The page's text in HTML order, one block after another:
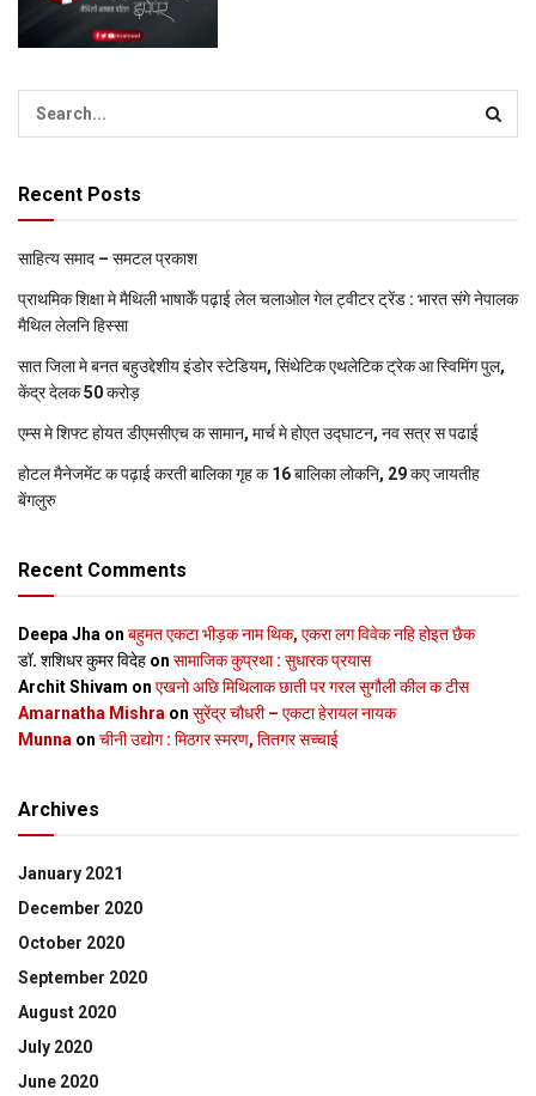
Recent Posts
साहित्य समाद – समटल प्रकाश
प्राथमिक शि‍क्षा मे मैथि‍ली भाषाकेँ पढ़ाई लेल चलाओल गेल ट्वीटर ट्रेंड : भारत संगे नेपालक
मैथिल लेलनि हिस्सा
सात जिला मे बनत बहुउद्देशीय इंडोर स्‍टेडि‍यम, सिंथेटिक एथलेटिक ट्रेक आ स्विमिंग पुल,
केंद्र देलक 50 करोड़
एम्स मे शिफ्ट होयत डीएमसीएच क सामान, मार्च मे होएत उद्घाटन, नव सत्र स पढाई
होटल मैनेजमेंट क पढ़ाई करती बालिका गृह क 16 बालिका लोकनि, 29 कए जायतीह
बेंगलुरु
Recent Comments
Deepa Jha on बहुमत एकटा भीड़क नाम थिक, एकरा लग विवेक नहि होइत छैक
डॉ. शशिधर कुमर विदेह on सामाजिक कुप्रथा : सुधारक प्रयास
Archit Shivam on एखनो अछि मिथिलाक छाती पर गरल सुगौली कील क टीस
Amarnatha Mishra on सुरेंद्र चौधरी – एकटा हेरायल नायक
Munna on चीनी उद्योग : मिठगर स्‍मरण, तितगर सच्‍चाई
Archives
January 2021
December 2020
October 2020
September 2020
August 2020
July 2020
June 2020